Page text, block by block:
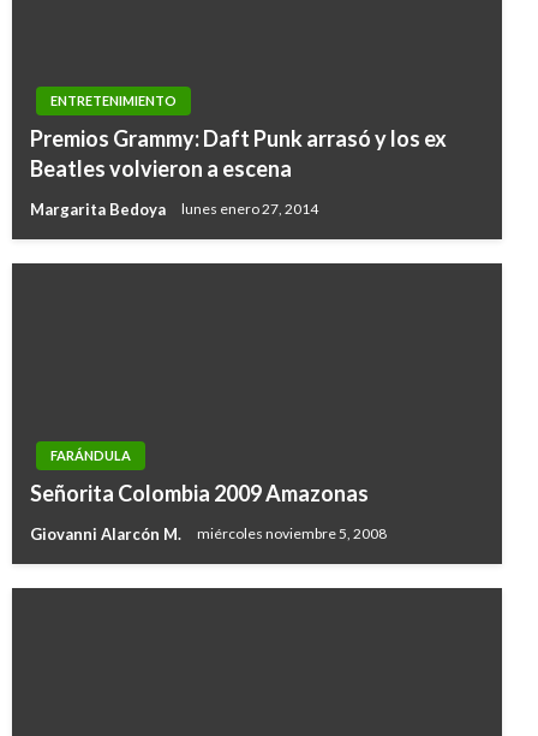
ENTRETENIMIENTO
Premios Grammy: Daft Punk arrasó y los ex
Beatles volvieron a escena
Margarita Bedoya lunes enero 27, 2014
FARÁNDULA
Señorita Colombia 2009 Amazonas
Giovanni Alarcón M. miércoles noviembre 5, 2008